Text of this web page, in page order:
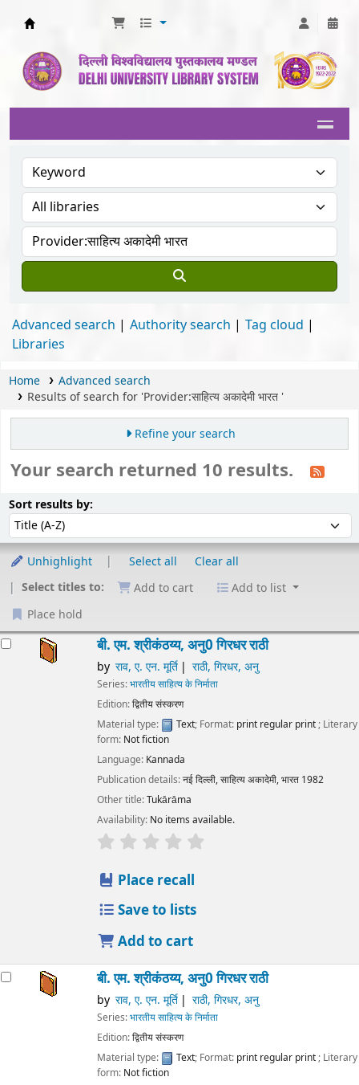
Advanced search Authority search
Tag cloud
Libraries
Home
Advanced search
Results of search for 'Provider:साहित्य अकादेमी भारत '
Refine your search
Your search returned 10 results.
Sort results by:
Unhighlight Select all
Clear all
Select titles to:
Add to cart
Add to list
Place hold
बी. एम. श्रीकंठय्य, अनु0 गिरधर राठी
by राव, ए. एन. मूर्ति राठी, गिरधर, अनु
Series:भारतीय साहित्य के निर्माता
Edition:द्वितीय संस्करण
Material type:
Text; Format: print regular print; Literary
form: Not fiction
Language: Kannada
Publication details:नई दिल्ली,साहित्य अकादेमी, भारत 1982
Other title:Tukārāma
Availability: No items available.
star rating
Place recall
Save to lists
Add to cart
बी. एम. श्रीकंठय्य, अनु0 गिरधर राठी
by राव, ए. एन. मूर्ति राठी, गिरधर, अनु
Series:भारतीय साहित्य के निर्माता
Edition:द्वितीय संस्करण
Material type:
Text; Format: print regular print; Literary
form: Not fiction